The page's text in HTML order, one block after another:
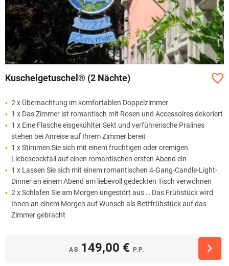
Kuschelgetuschel® (2 Nächte)
2 x Übernachtung im komfortablen Doppelzimmer
1 x Das Zimmer ist romantisch mit Rosen und Accessoires dekoriert
1 x Eine Flasche eisgekühlter Sekt und verführerische Pralines
stehen bei Anreise auf Ihrem Zimmer bereit
1 x Stimmen Sie sich mit einem fruchtigen oder cremigen
Liebescocktail auf einen romantischen ersten Abend ein
1 x Lassen Sie sich mit einem romantischen 4-Gang-Candle-Light-
Dinner an einem Abend am liebevoll gedeckten Tisch verwöhnen
2 x Schlafen Sie am Morgen ungestört aus … Das Frühstück wird
Ihnen an einem Morgen auf Wunsch als Bettfrühstück auf das
Zimmer gebracht
AB 149,00 € P.P.